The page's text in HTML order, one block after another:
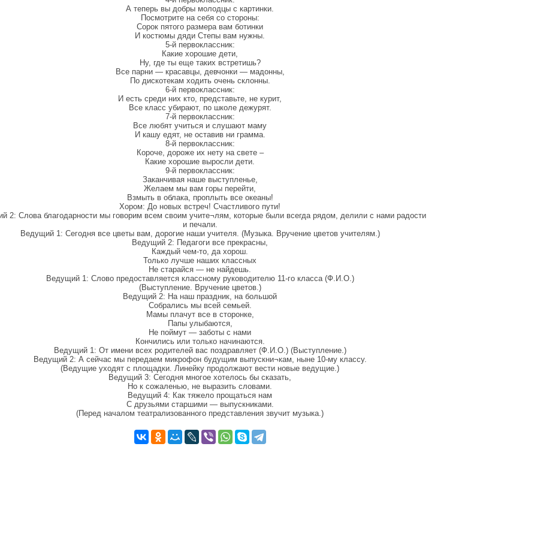
А теперь вы добры молодцы с картинки.
Посмотрите на себя со стороны:
Сорок пятого размера вам ботинки
И костюмы дяди Степы вам нужны.
5-й первоклассник:
Какие хорошие дети,
Ну, где ты еще таких встретишь?
Все парни — красавцы, девчонки — мадонны,
По дискотекам ходить очень склонны.
6-й первоклассник:
И есть среди них кто, представьте, не курит,
Все класс убирают, по школе дежурят.
7-й первоклассник:
Все любят учиться и слушают маму
И кашу едят, не оставив ни грамма.
8-й первоклассник:
Короче, дороже их нету на свете –
Какие хорошие выросли дети.
9-й первоклассник:
Заканчивая наше выступленье,
Желаем мы вам горы перейти,
Взмыть в облака, проплыть все океаны!
Хором: До новых встреч! Счастливого пути!
2: Слова благодарности мы говорим всем своим учите¬лям, которые были всегда рядом, делили с нами радости
и печали.
Ведущий 1: Сегодня все цветы вам, дорогие наши учителя. (Музыка. Вручение цветов учителям.)
Ведущий 2: Педагоги все прекрасны,
Каждый чем-то, да хорош.
Только лучше наших классных
Не старайся — не найдешь.
Ведущий 1: Слово предоставляется классному руководителю 11-го класса (Ф.И.О.)
(Выступление. Вручение цветов.)
Ведущий 2: На наш праздник, на большой
Собрались мы всей семьей.
Мамы плачут все в сторонке,
Папы улыбаются,
Не поймут — заботы с нами
Кончились или только начинаются.
Ведущий 1: От имени всех родителей вас поздравляет (Ф.И.О.) (Выступление.)
Ведущий 2: А сейчас мы передаем микрофон будущим выпускни¬кам, ныне 10-му классу.
(Ведущие уходят с площадки. Линейку продолжают вести новые ведущие.)
Ведущий 3: Сегодня многое хотелось бы сказать,
Но к сожаленью, не выразить словами.
Ведущий 4: Как тяжело прощаться нам
С друзьями старшими — выпускниками.
(Перед началом театрализованного представления звучит музыка.)